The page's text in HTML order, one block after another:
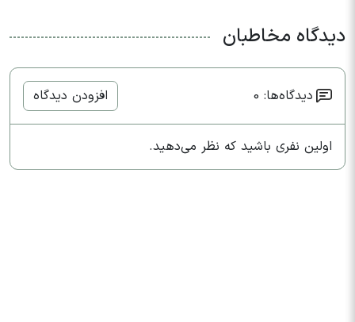
دیدگاه مخاطبان
دیدگاه‌ها: 0 افزودن دیدگاه
اولین نفری باشید که نظر می‌دهید.